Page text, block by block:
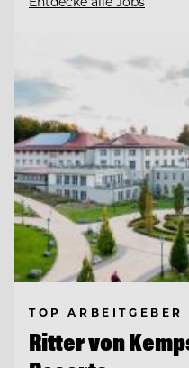
TOP ARBEITGEBER
Ritter von